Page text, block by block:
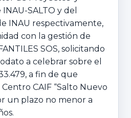
SALTO y del
INAU respectivamente,
con la gestión de
SOS, solicitando
a celebrar sobre el
a fin de que
CAIF “Salto Nuevo
un plazo no menor a